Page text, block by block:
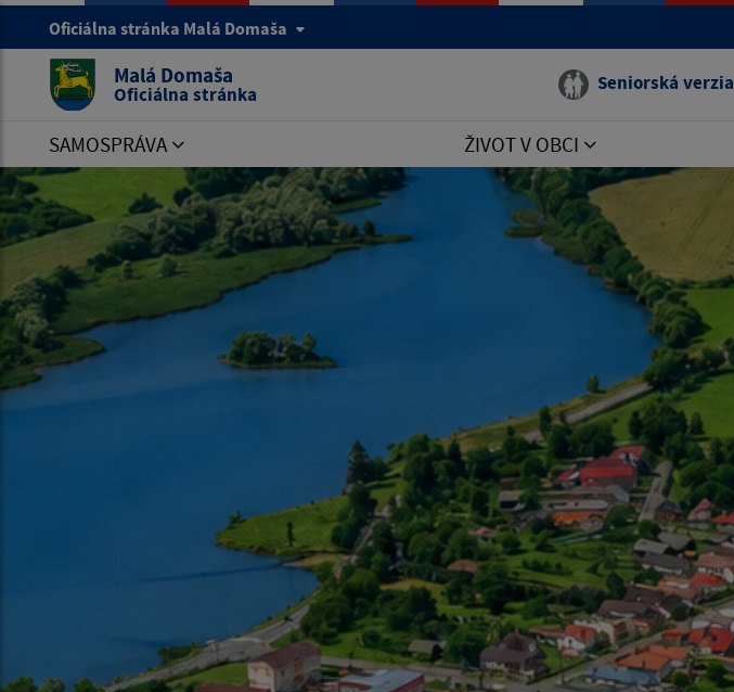
Oficiálna stránka Malá Domaša
Malá Domaša
Oficiálna stránka Seniorská verzia
SAMOSPRÁVA ŽIVOT V OBCI